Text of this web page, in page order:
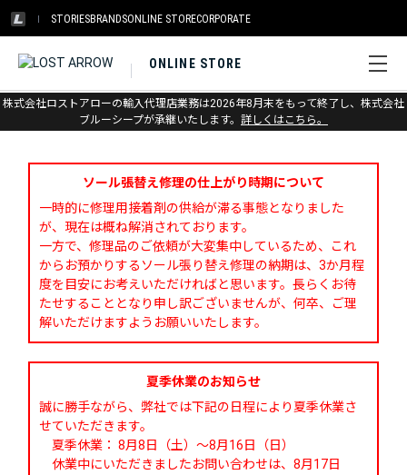
STORIESBRANDSONLINE STORECORPORATE
ONLINE STORE
株式会社ロストアローの輸入代理店業務は2026年8月末をもって終了し、株式会社
ブルーシープが承継いたします。 詳しくはこちら。
お問い合わせ
ソール張替え修理の仕上がり時期について
一時的に修理用接着剤の供給が滞る事態となりました
が、現在は概ね解消されております。
一方で、修理品のご依頼が大変集中しているため、これ
からお預かりするソール張り替え修理の納期は、3か月程
度を目安にお考えいただければと思います。長らくお待
たせすることとなり申し訳ございませんが、何卒、ご理
解いただけますようお願いいたします。
夏季休業のお知らせ
誠に勝手ながら、弊社では下記の日程により夏季休業さ
せていただきます。
夏季休業： 8月8日（土）～8月16日（日）
休業中にいただきましたお問い合わせは、8月17日